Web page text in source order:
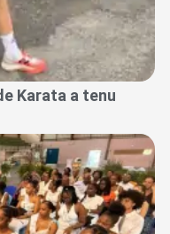
Karata a tenu